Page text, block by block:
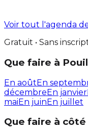
Voir tout l'agenda
Gratuit • Sans
Que faire à
En aoûtEn
décembreEn janvier
maiEn juinEn juillet
Que faire à côté